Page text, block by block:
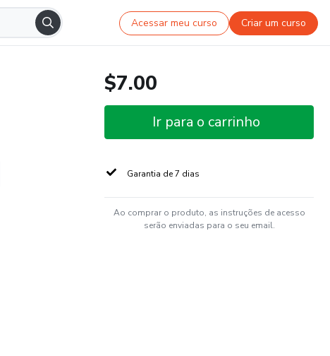
Acessar meu curso Criar um curso
$7.00
Ir para o carrinho
Garantia de 7 dias
Ao comprar o produto, as instruções de acesso
serão enviadas para o seu email.